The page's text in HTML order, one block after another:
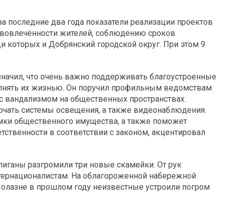
два года показатели реализации проектов
жителей, соблюдению сроков
которых и Добрянский городской округ. При этом 9
что очень важно поддерживать благоустроенные
их жизнью. Он поручил профильным ведомствам
вандализмом на общественных пространствах.
системы освещения, а также видеонаблюдения.
общественного имущества, а также поможет
в соответствии с законом, акцентировал
разгромили три новые скамейки. От рук
На облагороженной набережной
в прошлом году неизвестные устроили погром